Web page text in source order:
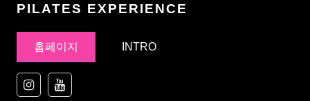
PILATES EXPERIENCE
홈페이지 INTRO